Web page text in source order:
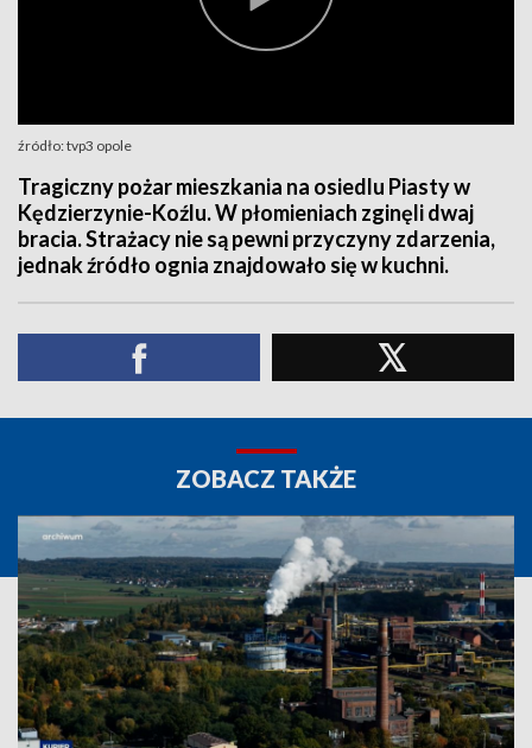
źródło: tvp3 opole
Tragiczny pożar mieszkania na osiedlu Piasty w
Kędzierzynie-Koźlu. W płomieniach zginęli dwaj
bracia. Strażacy nie są pewni przyczyny zdarzenia,
jednak źródło ognia znajdowało się w kuchni.
ZOBACZ TAKŻE